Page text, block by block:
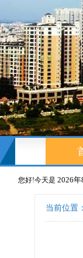
您好!今天是 2026年
当前位置：